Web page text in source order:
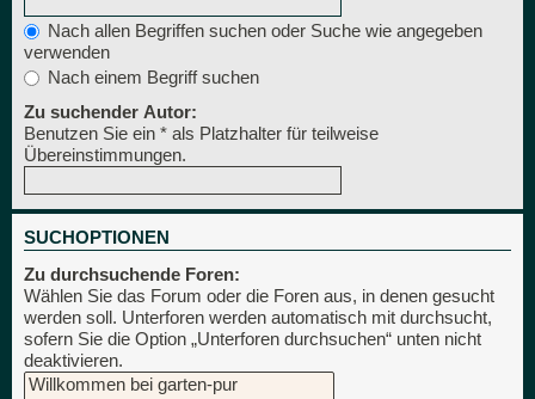
Nach allen Begriffen suchen oder Suche wie angegeben
verwenden
Nach einem Begriff suchen
Zu suchender Autor:
Benutzen Sie ein * als Platzhalter für teilweise
Übereinstimmungen.
SUCHOPTIONEN
Zu durchsuchende Foren:
Wählen Sie das Forum oder die Foren aus, in denen gesucht
werden soll. Unterforen werden automatisch mit durchsucht,
sofern Sie die Option „Unterforen durchsuchen“ unten nicht
deaktivieren.